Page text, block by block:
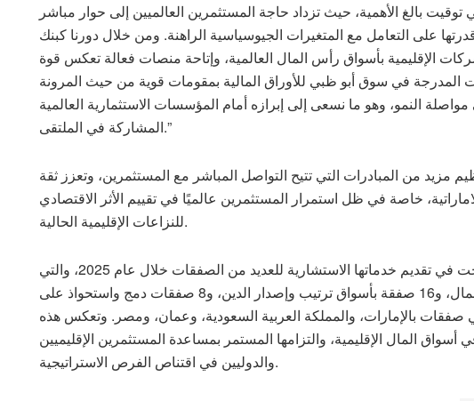
توقيت بالغ الأهمية، حيث تزداد حاجة المستثمرين العالميين إلى حوار مباشر
على التعامل مع المتغيرات الجيوسياسية الراهنة. ومن خلال دورنا كبنك
الإقليمية بأسواق رأس المال العالمية، وإتاحة منصات فعالة تعكس قوة
المدرجة في سوق أبو ظبي للأوراق المالية بمقومات قوية من حيث المرونة
مواصلة النمو، وهو ما نسعى إلى إبرازه أمام المؤسسات الاستثمارية العالمية
المشاركة في الملتقى.”
من المبادرات التي تتيح التواصل المباشر مع المستثمرين، وتعزز ثقة
خاصة في ظل استمرار المستثمرين عالميًا في تقييم الأثر الاقتصادي
للنزاعات الإقليمية الحالية.
جدير بالذكر أن إي اف چي هيرميس نجحت في تقديم خدماتها الاستشارية للعديد من الصفقات خلال عام 2025، والتي
تضمنت إتمام 18 صفقة بأسواق رأس المال، و16 صفقة بأسواق ترتيب وإصدار الدين، و8 صفقات دمج واستحواذ على
بالإمارات، والمملكة العربية السعودية، وعمان، ومصر. وتعكس هذه
المال الإقليمية، والتزامها المستمر بمساعدة المستثمرين الإقليميين
والدوليين في اقتناص الفرص الاستراتيجية.